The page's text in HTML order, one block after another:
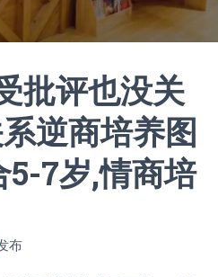
批评也没关
逆商培养图
7岁,情商培
布